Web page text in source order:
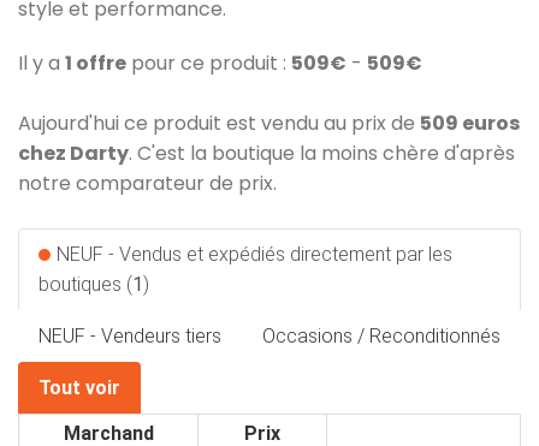
style et performance.
Il y a 1 offre pour ce produit : 509€ - 509€
Aujourd'hui ce produit est vendu au prix de 509 euros
chez Darty. C'est la boutique la moins chère d'après
notre comparateur de prix.
NEUF - Vendus et expédiés directement par les
boutiques (1)
NEUF - Vendeurs tiers Occasions / Reconditionnés
Tout voir
Marchand
Prix